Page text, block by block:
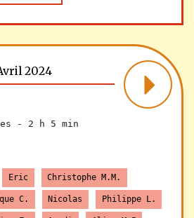
2024
- 2 h 5 min
Eric Christophe M.M.
C. Nicolas Philippe L.